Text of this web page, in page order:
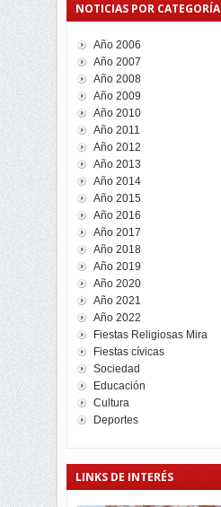
NOTICIAS POR CATEGORÍA
Año 2006
Año 2007
Año 2008
Año 2009
Año 2010
Año 2011
Año 2012
Año 2013
Año 2014
Año 2015
Año 2016
Año 2017
Año 2018
Año 2019
Año 2020
Año 2021
Año 2022
Fiestas Religiosas Mira
Fiestas cívicas
Sociedad
Educación
Cultura
Deportes
LINKS DE INTERÉS